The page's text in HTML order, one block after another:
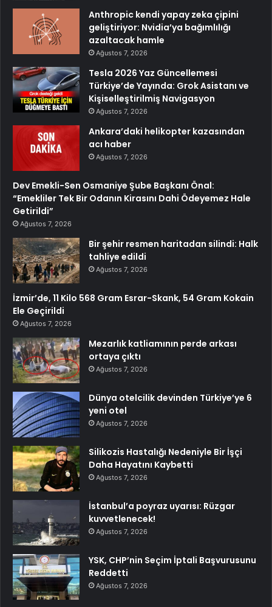
Anthropic kendi yapay zeka çipini
geliştiriyor: Nvidia’ya bağımlılığı
azaltacak hamle
Ağustos 7, 2026
Tesla 2026 Yaz Güncellemesi
Türkiye’de Yayında: Grok Asistanı ve
Kişiselleştirilmiş Navigasyon
Ağustos 7, 2026
Ankara’daki helikopter kazasından
acı haber
Ağustos 7, 2026
Dev Emekli-Sen Osmaniye Şube Başkanı Önal:
“Emekliler Tek Bir Odanın Kirasını Dahi Ödeyemez Hale
Getirildi”
Ağustos 7, 2026
Bir şehir resmen haritadan silindi: Halk
tahliye edildi
Ağustos 7, 2026
İzmir’de, 11 Kilo 568 Gram Esrar-Skank, 54 Gram Kokain
Ele Geçirildi
Ağustos 7, 2026
Mezarlık katliamının perde arkası
ortaya çıktı
Ağustos 7, 2026
Dünya otelcilik devinden Türkiye’ye 6
yeni otel
Ağustos 7, 2026
Silikozis Hastalığı Nedeniyle Bir İşçi
Daha Hayatını Kaybetti
Ağustos 7, 2026
İstanbul’a poyraz uyarısı: Rüzgar
kuvvetlenecek!
Ağustos 7, 2026
YSK, CHP’nin Seçim İptali Başvurusunu
Reddetti
Ağustos 7, 2026